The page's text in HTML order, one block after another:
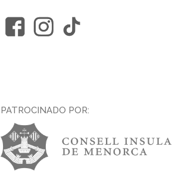
PATROCINADO POR: